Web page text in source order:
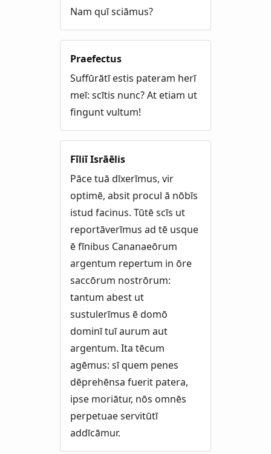
Nam quī sciāmus?
Praefectus
Suffūrātī estis pateram herī
meī: scītis nunc? At etiam ut
fingunt vultum!
Fīliī Isrāēlis
Pāce tuā dīxerīmus, vir
optimē, absit procul ā nōbīs
istud facinus. Tūtē scīs ut
reportāverīmus ad tē usque
ē fīnibus Cananaeōrum
argentum repertum in ōre
saccōrum nostrōrum:
tantum abest ut
sustulerīmus ē domō
dominī tuī aurum aut
argentum. Ita tēcum
agēmus: sī quem penes
dēprehēnsa fuerit patera,
ipse moriātur, nōs omnēs
perpetuae servitūtī
addīcāmur.